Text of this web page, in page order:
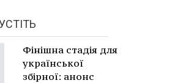
Фінішна стадія для
української
збірної: анонс